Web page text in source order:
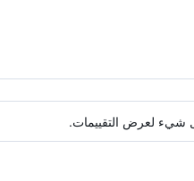
شيء لعرض التقييمات.